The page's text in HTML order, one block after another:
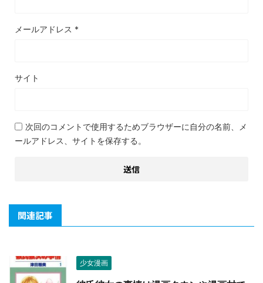
メールアドレス *
サイト
次回のコメントで使用するためブラウザーに自分の名前、メ
ールアドレス、サイトを保存する。
関連記事
少女漫画